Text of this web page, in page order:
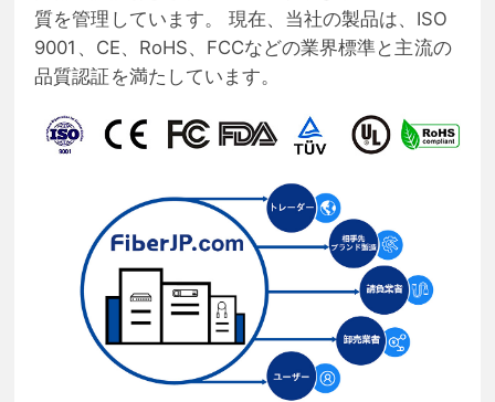
質を管理しています。 現在、当社の製品は、ISO
9001、CE、RoHS、FCCなどの業界標準と主流の
品質認証を満たしています。